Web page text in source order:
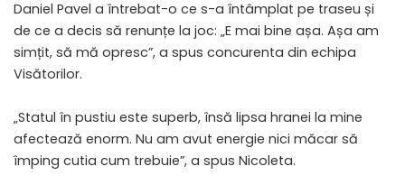
Daniel Pavel a întrebat-o ce s-a întâmplat pe traseu și
de ce a decis să renunțe la joc: „E mai bine așa. Așa am
simțit, să mă opresc”, a spus concurenta din echipa
Visătorilor.
„Statul în pustiu este superb, însă lipsa hranei la mine
afectează enorm. Nu am avut energie nici măcar să
împing cutia cum trebuie”, a spus Nicoleta.